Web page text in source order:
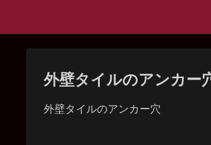
外壁タイルのアンカー
外壁タイルのアンカー穴